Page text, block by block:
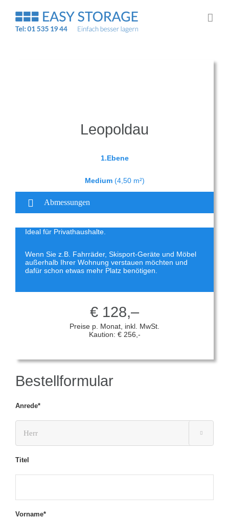
Inhalt
springen
Leopoldau
1.Ebene
Medium (4,50 m²)
Abmessungen
Ideal für Privathaushalte.
Wenn Sie z.B. Fahrräder, Skisport-Geräte und Möbel
außerhalb Ihrer Wohnung verstauen möchten und
dafür schon etwas mehr Platz benötigen.
€ 128,–
Preise p. Monat, inkl. MwSt.
Kaution: € 256,-
Bestellformular
Anrede*

Titel
Vorname*